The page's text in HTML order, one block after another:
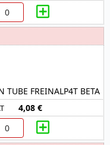
TUBE FREINALP4T BETA
4,08 €